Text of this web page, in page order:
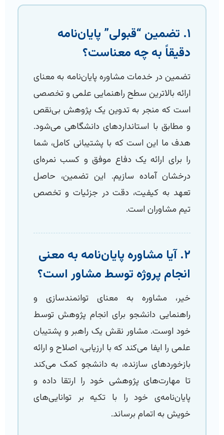
۱. تضمین “قبولی” پایان‌نامه
دقیقاً به چه معناست؟
تضمین در خدمات مشاوره پایان‌نامه به معنای
ارائه بالاترین سطح راهنمایی علمی و تخصصی
است که منجر به تدوین یک پژوهش بی‌نقص
و مطابق با استانداردهای دانشگاهی می‌شود.
هدف ما این است که با پشتیبانی کامل، شما
را برای ارائه یک دفاع موفق و کسب نمره‌ای
درخشان آماده سازیم. این تضمین، حاصل
تعهد به کیفیت، دقت در جزئیات و تخصص
تیم مشاوران است.
۲. آیا مشاوره پایان‌نامه به معنی
انجام پروژه توسط مشاور است؟
خیر، مشاوره به معنای توانمندسازی و
راهنمایی دانشجو برای انجام پژوهش توسط
خود اوست. مشاور نقش یک راهبر و پشتیبان
علمی را ایفا می‌کند که با ارزیابی، اصلاح و ارائه
بازخوردهای سازنده، به دانشجو کمک می‌کند
تا مهارت‌های پژوهشی خود را ارتقا داده و
پایان‌نامه‌ی خود را با تکیه بر توانایی‌های
خویش به اتمام برساند.